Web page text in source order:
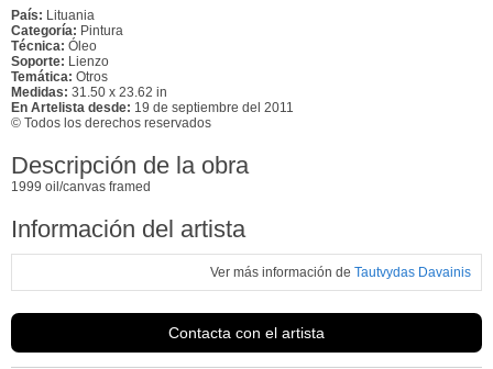
País: Lituania
Categoría: Pintura
Técnica: Óleo
Soporte: Lienzo
Temática: Otros
Medidas: 31.50 x 23.62 in
En Artelista desde: 19 de septiembre del 2011
© Todos los derechos reservados
Descripción de la obra
1999 oil/canvas framed
Información del artista
Ver más información de Tautvydas Davainis
Contacta con el artista